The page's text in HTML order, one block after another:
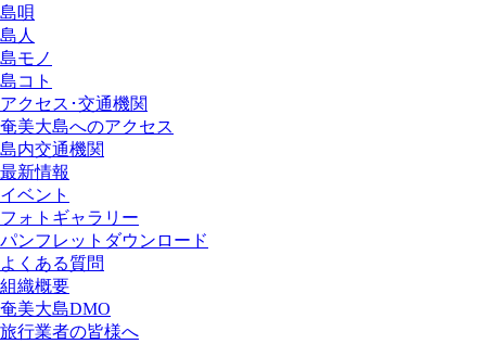
島唄
島人
島モノ
島コト
アクセス･交通機関
奄美大島へのアクセス
島内交通機関
最新情報
イベント
フォトギャラリー
パンフレットダウンロード
よくある質問
組織概要
奄美大島DMO
旅行業者の皆様へ